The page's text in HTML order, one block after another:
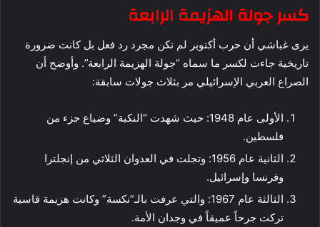
كسر جولة الهزيمة الرابعة
يرى غباشي أن حرب أكتوبر لم تكن مجرد رد فعل بل كانت ضرورة
تاريخية جاءت لكسر ما سماه “جولة الهزيمة الرابعة”. وأوضح أن
الصراع العربي الإسرائيلي مر بثلاث جولات سابقة:
الأولى عام 1948: حيث شهدت “النكبة” وضياع جزء من
فلسطين.
الثانية عام 1956: وتجلت في العدوان الثلاثي من إنجلترا
وفرنسا وإسرائيل.
الثالثة عام 1967: والتي عرفت بالـ”نكسة” وكانت هزيمة قاسية
تركت جرحاً عميقاً في وجدان الأمة.